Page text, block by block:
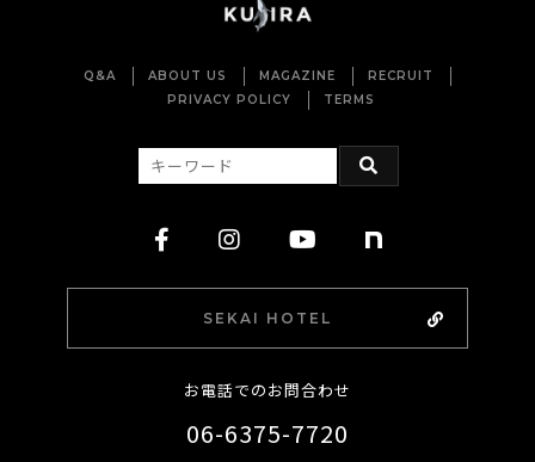
Q&A ABOUT US MAGAZINE
RECRUIT
PRIVACY POLICY
TERMS
SEKAI HOTEL
お電話でのお問合わせ
06-6375-7720